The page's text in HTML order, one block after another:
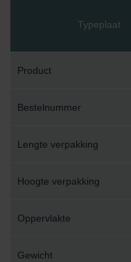
Typeplaat
Product
Bestelnummer
Lengte verpakking
Hoogte verpakking
Oppervlakte
Gewicht